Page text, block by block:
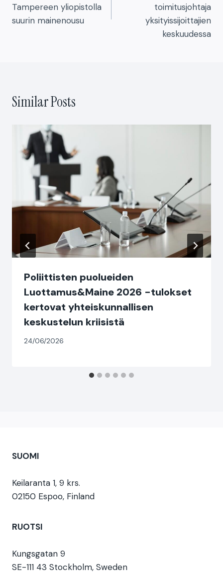
Tampereen yliopistolla
suurin mainenousu
toimitusjohtaja
yksityissijoittajien
keskuudessa
Similar Posts
Poliittisten puolueiden
Luottamus&Maine 2026 -tulokset
kertovat yhteiskunnallisen
keskustelun kriisistä
24/06/2026
SUOMI
Keilaranta 1, 9 krs.
02150 Espoo, Finland
RUOTSI
Kungsgatan 9
SE-111 43 Stockholm, Sweden